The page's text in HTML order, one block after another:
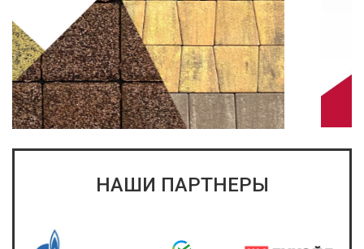
НАШИ ПАРТНЕРЫ